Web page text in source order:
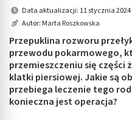
submenu: Kosmetyki
submenu: Higiena
submenu: Sprzęt medyczny
submenu: Intymne
Data aktualizacji: 11 stycznia 2024
Autor: Marta Roszkowska
Przepuklina rozworu
przewodu pokarmowego,
przemieszczeniu się części
klatki piersiowej. Jakie są
przebiega leczenie tego
konieczna jest operacja?